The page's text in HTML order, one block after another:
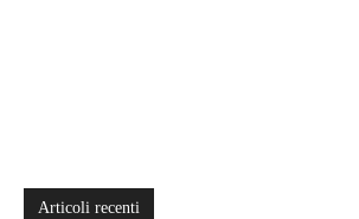
Articoli recenti